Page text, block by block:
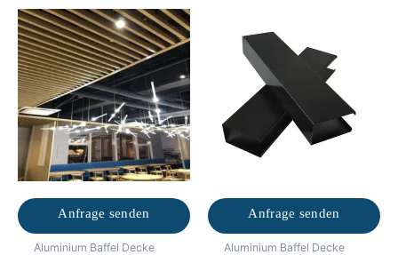
Anfrage senden
Aluminium Baffel Decke
Anfrage senden
Aluminium Baffel Decke